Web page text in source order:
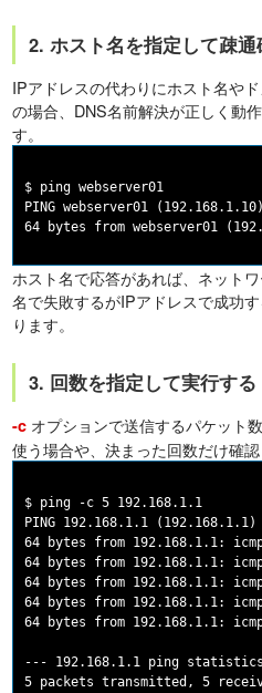
2. ホスト名を指定して疎通
IPアドレスの代わりにホスト名や
の場合、DNS名前解決が正しく動
す。
$ ping webserver01
PING webserver01
ホスト名で応答があれば、ネット
名で失敗するがIPアドレスで成功
ります。
3. 回数を指定して実行する
-c オプションで送信するパケット
使う場合や、決まった回数だけ確認
$ ping -c 5 192.168.1.1
PING 192.168.1.1
64 bytes from 192.168.1.1:
64 bytes from 192.168.1.1:
64 bytes from 192.168.1.1:
64 bytes from 192.168.1.1:
64 bytes from 192.168.1.1:
--- 192.168.1.1 ping
5 packets transmitted, 5